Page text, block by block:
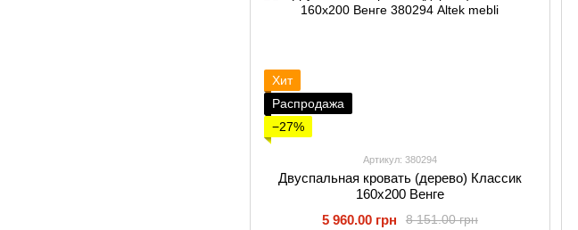
Хит
Распродажа
−27%
Артикул: 380294
Двуспальная кровать (дерево) Классик
160х200 Венге
8 151.00 грн
5 960.00 грн